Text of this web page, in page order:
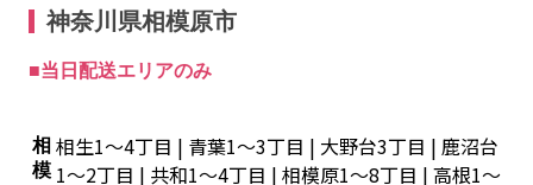
神奈川県相模原市
■当日配送エリアのみ
相
模
相生1～4丁目 | 青葉1～3丁目 | 大野台3丁目 | 鹿沼台
1～2丁目 | 共和1～4丁目 | 相模原1～8丁目 | 高根1～